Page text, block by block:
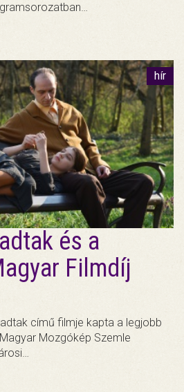
hír
és a
Filmdíj
című filmje kapta a legjobb
Mozgókép Szemle